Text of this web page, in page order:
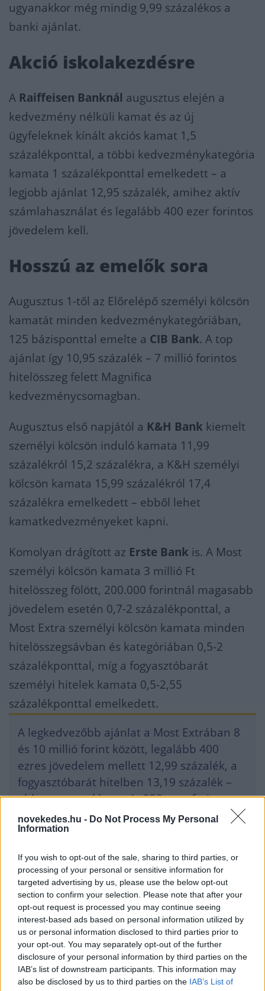
novekedes.hu - Do Not Process My Personal
Information
If you wish to opt-out of the sale, sharing to third parties, or
processing of your personal or sensitive information for
targeted advertising by us, please use the below opt-out
section to confirm your selection. Please note that after your
opt-out request is processed you may continue seeing
interest-based ads based on personal information utilized by
us or personal information disclosed to third parties prior to
your opt-out. You may separately opt-out of the further
disclosure of your personal information by third parties on the
IAB’s list of downstream participants. This information may
also be disclosed by us to third parties on the IAB’s List of
ugyanakkor még mindig 9,99 százalékos a
banki ajánlat.
Akció iskolakezdésre
A Raiffeisen Banknál augusztus elején a
kedvezmény nélküli kamat és az új
ügyfeleknek kínált akciós kamat 1,5
százalékponttal, a többi kedvezménykategória
kamata 1 százalékponttal emelkedett – a
legjobb ajánlat 12,95 százalék, amihez aktív
számlahasználat és legalább 400 ezer forintos
jövedelem kell.
Hosszú az emelők sora
Augusztus 1-től az Előrelépő személyi kölcsön
kamatát minden kedvezménykategóriában,
125 bázisponttal emelte a CIB Bank. A top
ajánlat így 10,95 százalék – 7 millió forintos
hitelösszeg felett Magnifica
kedvezménycsomagban.
Augusztus első napjától a K&H Bank kiemelt
személyi kölcsön induló kamata 11,99
százalékról 15,2 százalékra, a K&H személyi
kölcsön kamata 15,99 százalékról 17,4
százalékra emelkedett – ebből lehet
kamatkedvezményeket kapni.
Komolyan drágított az Erste Bank is. A Most
személyi kölcsön kamata 3 millió Ft
hitelösszeg fölött, 200.000 forintnál magasabb
jövedelem esetén 0,7-2 százalékponttal, a
Most Extra személyi kölcsön kamata minden
hitelösszegsávban és kategóriában 0,5-2
százalékponttal, míg a fogyasztóbarát
személyi hitelek kamata 0,5-2,55
százalékponttal emelkedett.
A legkedvezőbb ajánlat a Most Extrában 8
és 10 millió forint között, legalább 400
ezres jövedelem mellett 12,99 százalék, a
fogyasztóbarát hitelben 13,19 százalék –
ehhez ugyanakkor már 250 ezer forintos
jövedelem igazolása is elég.
Augusztus 5-től a személyi kölcsönök kamata
1,24 százalékponttal nőtt aMagNet Banknál
ami azt jelenti, hogy a pénzintézetnél
standard személyi kölcsönt 15,69-23,69
százalékos kamaton kaphatunk. A felújítási és
zöld hitelcél esetén a minimum kamat ennél
2-4 százalékkal kisebb lehet
jövedelemkategória és összeg alapján. Aki